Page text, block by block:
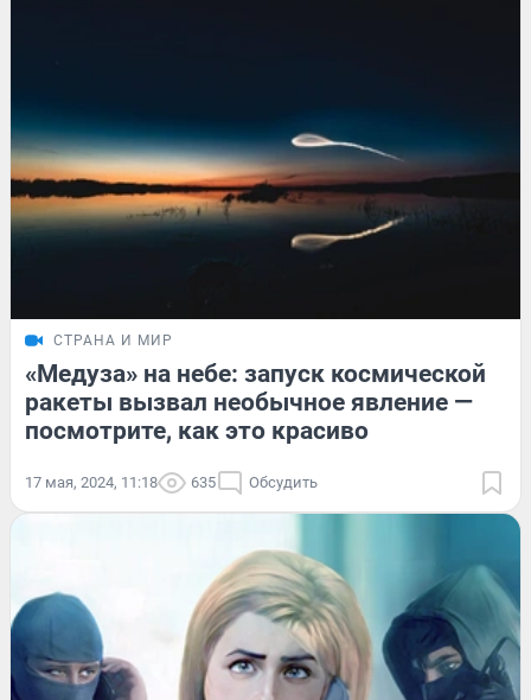
СТРАНА И МИР
«Медуза» на небе: запуск космической
ракеты вызвал необычное явление —
посмотрите, как это красиво
17 мая, 2024, 11:18 635 Обсудить